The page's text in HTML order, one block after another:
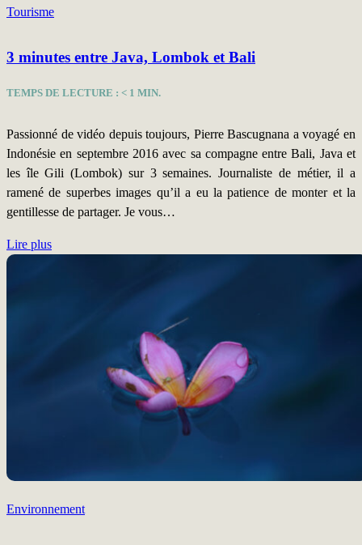
Tourisme
3 minutes entre Java, Lombok et Bali
TEMPS DE LECTURE : < 1 MIN.
Passionné de vidéo depuis toujours, Pierre Bascugnana a voyagé en
Indonésie en septembre 2016 avec sa compagne entre Bali, Java et
les île Gili (Lombok) sur 3 semaines. Journaliste de métier, il a
ramené de superbes images qu’il a eu la patience de monter et la
gentillesse de partager. Je vous…
Lire plus
Environnement